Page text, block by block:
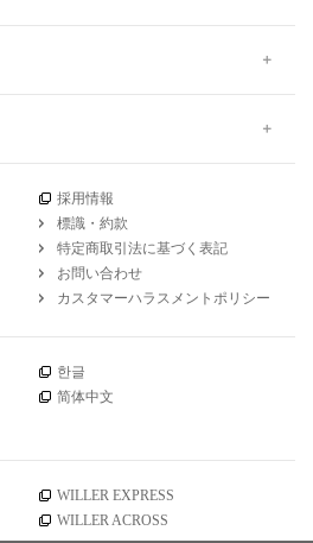
採用情報
標識・約款
特定商取引法に基づく表記
お問い合わせ
カスタマーハラスメントポリシー
한글
简体中文
WILLER EXPRESS
WILLER ACROSS